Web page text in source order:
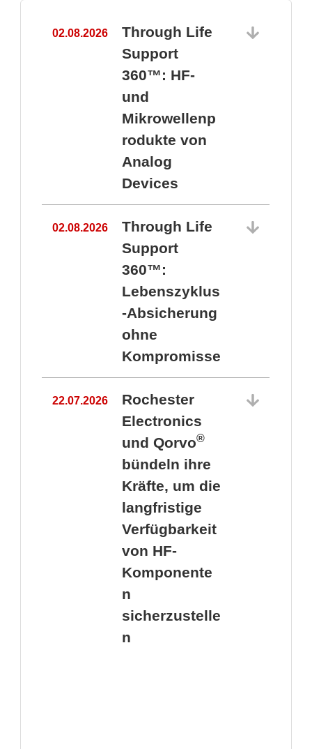
02.08.2026
Through Life
Support
360™: HF-
und
Mikrowellenp
rodukte von
Analog
Devices
02.08.2026
Through Life
Support
360™:
Lebenszyklus
-Absicherung
ohne
Kompromisse
22.07.2026
Rochester
Electronics
und Qorvo®
bündeln ihre
Kräfte, um die
langfristige
Verfügbarkeit
von HF-
Komponente
n
sicherzustelle
n